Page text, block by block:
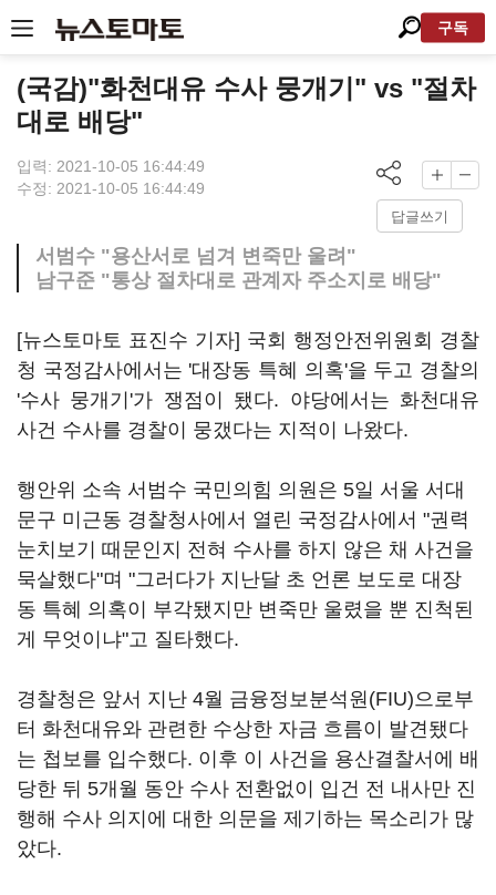
구독
(국감)"화천대유 수사 뭉개기" vs "절차
대로 배당"
입력: 2021-10-05 16:44:49
수정: 2021-10-05 16:44:49
답글쓰기
서범수 "용산서로 넘겨 변죽만 울려"
남구준 "통상 절차대로 관계자 주소지로 배당"
[뉴스토마토 표진수 기자] 국회 행정안전위원회 경찰
청 국정감사에서는 '대장동 특혜 의혹'을 두고 경찰의
'수사 뭉개기'가 쟁점이 됐다. 야당에서는 화천대유
사건 수사를 경찰이 뭉갰다는 지적이 나왔다.
행안위 소속 서범수 국민의힘 의원은 5일 서울 서대
문구 미근동 경찰청사에서 열린 국정감사에서 "권력
눈치보기 때문인지 전혀 수사를 하지 않은 채 사건을
묵살했다"며 "그러다가 지난달 초 언론 보도로 대장
동 특혜 의혹이 부각됐지만 변죽만 울렸을 뿐 진척된
게 무엇이냐"고 질타했다.
경찰청은 앞서 지난 4월 금융정보분석원(FIU)으로부
터 화천대유와 관련한 수상한 자금 흐름이 발견됐다
는 첩보를 입수했다. 이후 이 사건을 용산결찰서에 배
당한 뒤 5개월 동안 수사 전환없이 입건 전 내사만 진
행해 수사 의지에 대한 의문을 제기하는 목소리가 많
았다.